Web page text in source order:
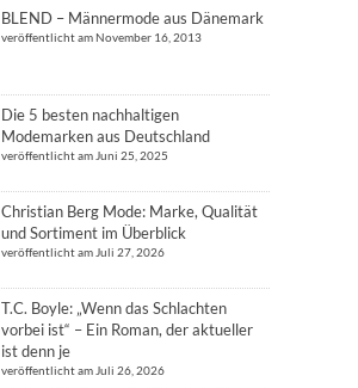
BLEND – Männermode aus Dänemark
veröffentlicht am November 16, 2013
Die 5 besten nachhaltigen
Modemarken aus Deutschland
veröffentlicht am Juni 25, 2025
Christian Berg Mode: Marke, Qualität
und Sortiment im Überblick
veröffentlicht am Juli 27, 2026
T.C. Boyle: „Wenn das Schlachten
vorbei ist“ – Ein Roman, der aktueller
ist denn je
veröffentlicht am Juli 26, 2026